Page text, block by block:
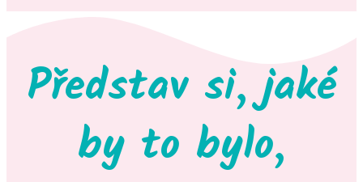
Představ si, jaké
by to bylo,